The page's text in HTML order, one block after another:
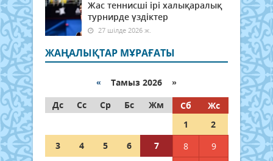
Жас теннисші ірі халықаралық
турнирде үздіктер
27 шілде 2026 ж.
ЖАҢАЛЫҚТАР МҰРАҒАТЫ
« Тамыз 2026 »
Дс
Сс Ср Бс Жм Сб
Жс
1
2
3
4 5 6 7 8
9